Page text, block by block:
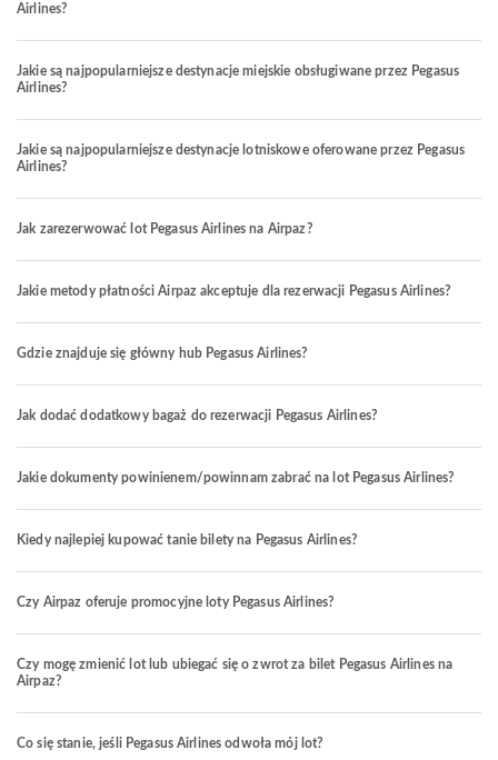
Airlines?
Jakie są najpopularniejsze destynacje miejskie obsługiwane przez Pegasus
Airlines?
Jakie są najpopularniejsze destynacje lotniskowe oferowane przez Pegasus
Airlines?
Jak zarezerwować lot Pegasus Airlines na Airpaz?
Jakie metody płatności Airpaz akceptuje dla rezerwacji Pegasus Airlines?
Gdzie znajduje się główny hub Pegasus Airlines?
Jak dodać dodatkowy bagaż do rezerwacji Pegasus Airlines?
Jakie dokumenty powinienem/powinnam zabrać na lot Pegasus Airlines?
Kiedy najlepiej kupować tanie bilety na Pegasus Airlines?
Czy Airpaz oferuje promocyjne loty Pegasus Airlines?
Czy mogę zmienić lot lub ubiegać się o zwrot za bilet Pegasus Airlines na
Airpaz?
Co się stanie, jeśli Pegasus Airlines odwoła mój lot?